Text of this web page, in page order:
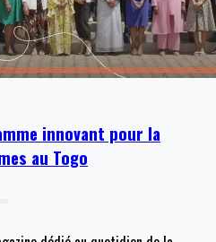
innovant pour la
au Togo